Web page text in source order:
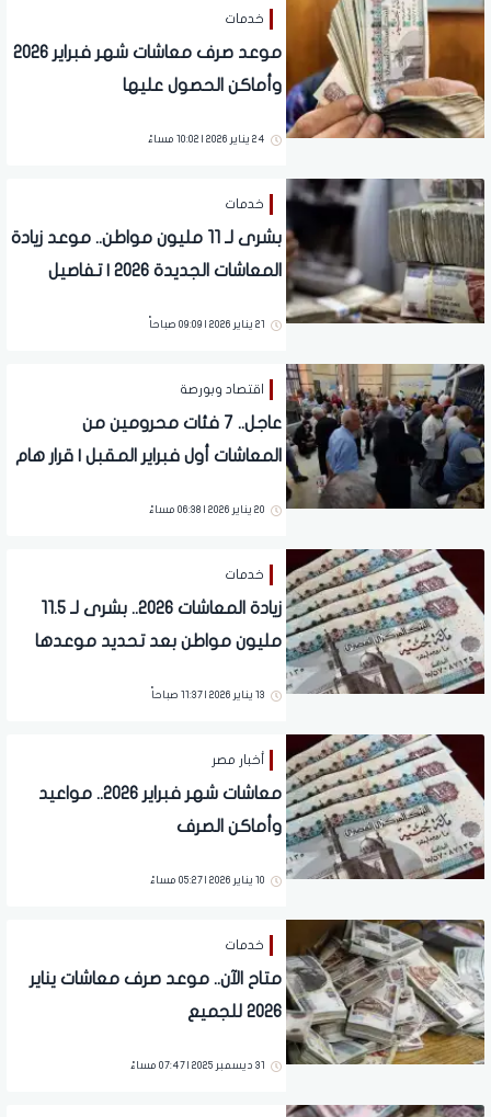
خدمات
موعد صرف معاشات شهر فبراير 2026
وأماكن الحصول عليها
24 يناير 2026 | 10:02 مساءً
خدمات
بشرى لـ 11 مليون مواطن.. موعد زيادة
المعاشات الجديدة 2026 | تفاصيل
21 يناير 2026 | 09:09 صباحاً
اقتصاد وبورصة
عاجل.. 7 فئات محرومين من
المعاشات أول فبراير المقبل | قرار هام
20 يناير 2026 | 06:38 مساءً
خدمات
زيادة المعاشات 2026.. بشرى لـ 11.5
مليون مواطن بعد تحديد موعدها
13 يناير 2026 | 11:37 صباحاً
أخبار مصر
معاشات شهر فبراير 2026.. مواعيد
وأماكن الصرف
10 يناير 2026 | 05:27 مساءً
خدمات
متاح الآن.. موعد صرف معاشات يناير
2026 للجميع
31 ديسمبر 2025 | 07:47 مساءً